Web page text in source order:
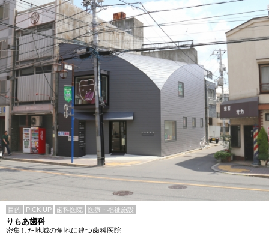
目的 PICK UP 歯科医院 医療・福祉施設
りもあ歯科
密集した地域の角地に建つ歯科医院